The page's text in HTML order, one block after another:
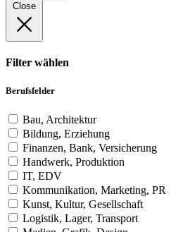
Close
Filter wählen
Berufsfelder
Bau, Architektur
Bildung, Erziehung
Finanzen, Bank, Versicherung
Handwerk, Produktion
IT, EDV
Kommunikation, Marketing, PR
Kunst, Kultur, Gesellschaft
Logistik, Lager, Transport